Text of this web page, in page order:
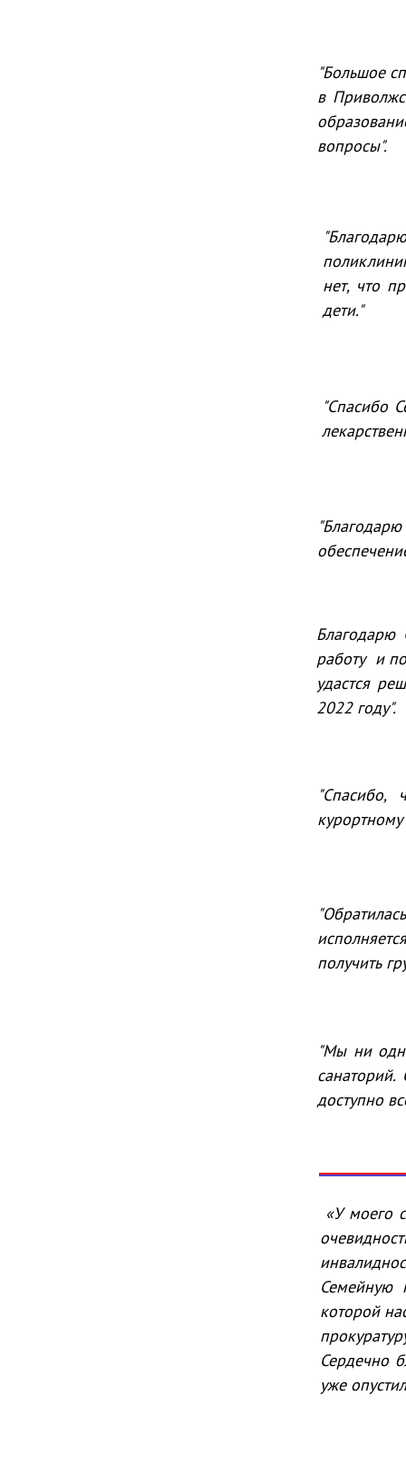
«У моего
Семейную
которой
Сердечно
уже
нет, что
дети."
"Спасибо
Благодарю
работу и
удастся
2022 году".
"Спасибо,
получить
"Мы ни
доступно
"Большое
в
вопросы".